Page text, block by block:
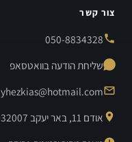
צור קשר
050-8834328
שליחת הודעה בוואטסאפ
yhezkias@hotmail.com
אודם 11, באר יעקב 7032007